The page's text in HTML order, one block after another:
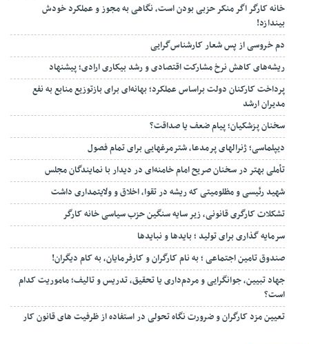
خانه کارگر اگر منکر حزبی بودن است، نگاهی به مجوز و عملکرد خودش
بیندازد!
دم خروسی از پس شعار کارشناس‌گرایی
ریشه‌های کاهش نرخ مشارکت اقتصادی و رشد بیکاری ارادی؛ پیشنهاد
پرداخت کارکنان دولت براساس عملکرد؛ بهانه‌ای برای بازتوزیع منابع به نفع
مدیران ارشد
سخنان پزشکیان؛ پیام ضعف یا صداقت؟
دیپلماسی؛ ژنرالهای پرمدعا، شترمرغهایی برای تمام فصول
تأملی بهتر در سخنان صریح امام خامنه‌ای در دیدار با نمایندگان مجلس
شهید رئیسی و مظلومیتی که ریشه در تقوا، اخلاق و ولایتمداری داشت
تشکلات کارگری قانونی، زیر سایه سنگین حزب سیاسی خانه کارگر
سرمایه گذاری برای تولید ؛ بایدها و نبایدها
صندوق تامین اجتماعی ؛ به نام کارگران و کارفرمایان، به کام دیگران!
جهاد تبیین، جوانگرایی و مردم‌داری یا تحقیق، تدریس و تالیف؛ ماموریت کدام
است؟
تعیین مزد کارگران و ضرورت نگاه تحولی در استفاده از ظرفیت های قانون کار